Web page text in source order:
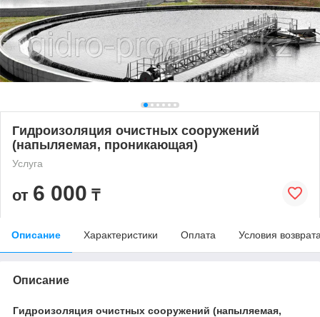
Гидроизоляция очистных сооружений
(напыляемая, проникающая)
Услуга
от 6 000 ₸
Описание Характеристики Оплата Условия
Описание
Гидроизоляция очистных сооружений (напыляемая,